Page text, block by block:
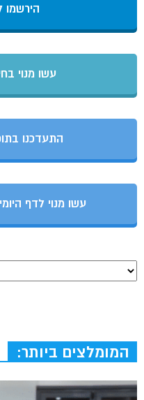
הירשמו
עשו מנוי
התעדכנו
עשו מנוי לדף
המומלצים ביותר: